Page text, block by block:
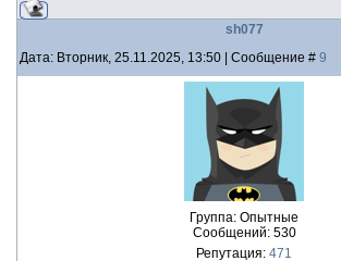
sh077
Дата: Вторник, 25.11.2025, 13:50 | Сообщение # 9
Группа: Опытные
Сообщений: 530
Репутация: 471